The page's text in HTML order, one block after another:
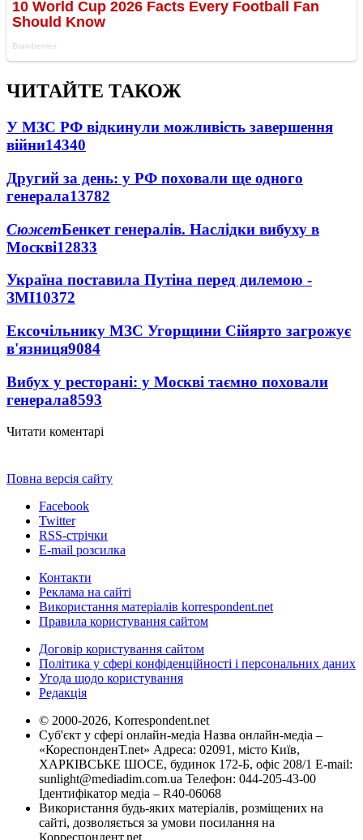
ЧИТАЙТЕ ТАКОЖ
У МЗС РФ відкинули можливість завершення
війни14340
Другий за день: у РФ поховали ще одного
генерала13782
СюжетБенкет генералів. Наслідки вибуху в
Москві12833
Україна поставила Путіна перед дилемою -
ЗМІ10372
Ексочільнику МЗС Угорщини Сійярто загрожує
в'язниця9084
Вибух у ресторані: у Москві таємно поховали
генерала8593
Читати коментарі
Повна версія сайту
Facebook
Twitter
RSS-стрічки
E-mail розсилка
Контакти
Реклама на сайті
Використання матеріалів korrespondent.net
Правила користування сайтом
Договір користування сайтом
Політика у сфері конфіденційності і персональних даних
Угода щодо користування
Редакція
© 2000-2026, Korrespondent.net
Суб'єкт у сфері онлайн-медіа Назва онлайн-медіа –
«КореспонденТ.net» Адреса: 02091, місто Київ,
ХАРКІВСЬКЕ ШОСЕ, будинок 172-Б, офіс 208/1 E-mail:
sunlight@mediadim.com.ua Телефон: 044-205-43-00
Ідентифікатор медіа – R40-06068
Використання будь-яких матеріалів, розміщених на
сайті, дозволяється за умови посилання на
Корреспондент.net.